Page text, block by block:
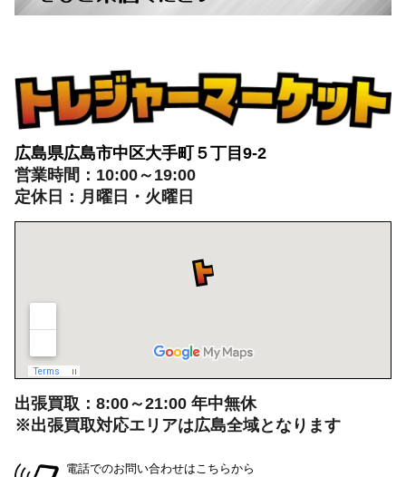
広島県広島市中区大手町５丁目9-2
営業時間：10:00～19:00
定休日：月曜日・火曜日
出張買取：8:00～21:00 年中無休
※出張買取対応エリアは広島全域となります
電話でのお問い合わせはこちらから